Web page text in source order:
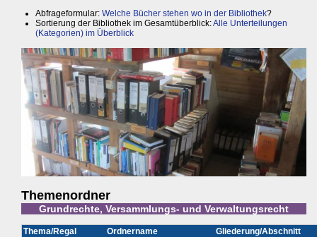
Abfrageformular: Welche Bücher stehen wo in der Bibliothek?
Sortierung der Bibliothek im Gesamtüberblick:Alle Unterteilungen
(Kategorien) im Überblick
Themenordner
Grundrechte, Versammlungs- und Verwaltungsrecht
Thema/Regal Ordnername Gliederung/Abschnitt